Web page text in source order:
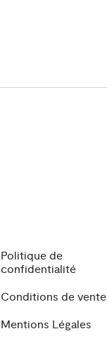
Politique de
confidentialité
Conditions de vente
Mentions Légales